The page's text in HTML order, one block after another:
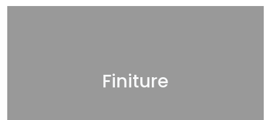
Finiture